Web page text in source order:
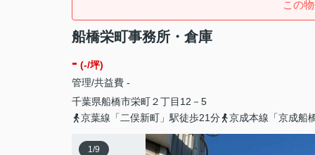
この
船橋栄町事務所・倉庫
- (-/坪)
管理/共益費 -
千葉県船橋市栄町２丁目12－5
京葉線「二俣新町」駅徒歩21分
京成本線「京成船
1/9